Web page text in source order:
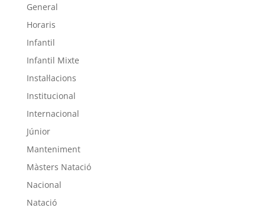
General
Horaris
Infantil
Infantil Mixte
Instal·lacions
Institucional
Internacional
Júnior
Manteniment
Màsters Natació
Nacional
Natació